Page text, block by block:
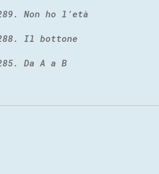
Non ho l’età
Il bottone
Da A a B